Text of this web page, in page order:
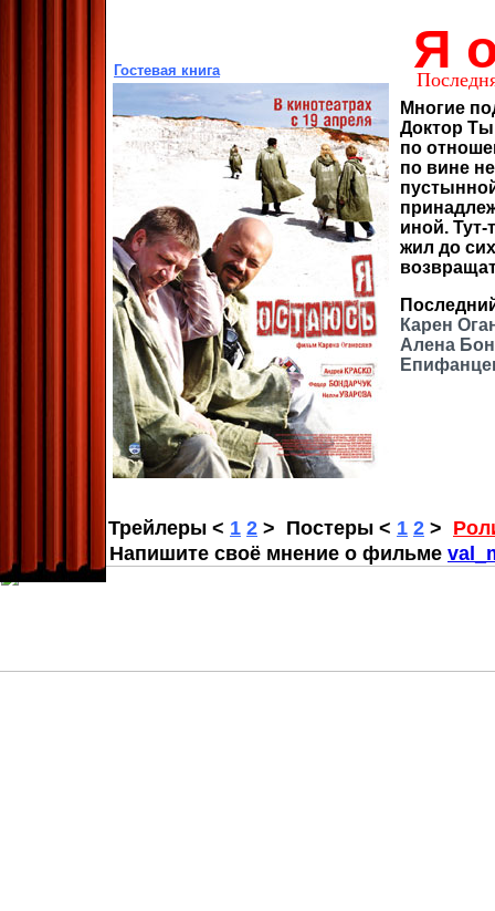
Многие
Доктор
по
по вине
иной.
жил до
Карен
Алена
Трейлеры < 1 2 > Постеры < 1 2 >
Я
Гостевая книга
Напишите своё мнение о фильме